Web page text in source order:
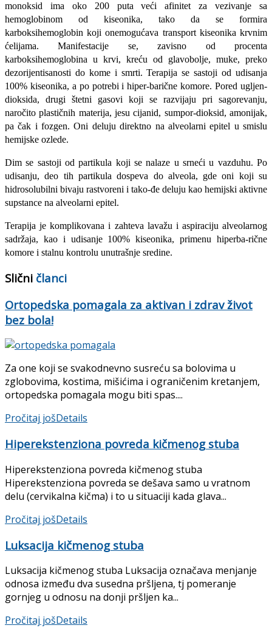
monoksid ima oko 200 puta veći afinitet za vezivanje sa
hemoglobinom od kiseonika, tako da se formira
karboksihemoglobin koji onemo­gućava transport kiseonika krvnim
ćelija­ma. Manifestacije se, zavisno od procenta
karboksihemoglobina u krvi, kreću od gla­vobolje, muke, preko
dezorijentisanosti do kome i smrti. Terapija se sastoji od udisa­nja
100% kiseonika, a po potrebi i hiper-barične komore. Pored ugljen-
dioksida, drugi štetni gasovi koji se razvijaju pri sa­gorevanju,
naročito plastičnih materija, je­su cijanid, sumpor-dioksid, amonijak,
pa čak i fozgen. Oni deluju direktno na alve­olarni epitel u smislu
hemijske ozlede.
Dim se sastoji od partikula koji se nala­ze u srneći u vazduhu. Po
udisanju, deo tih partikula dospeva do alveola, gde oni ko­ji su
hidrosolubilni bivaju rastvoreni i tako-đe deluju kao hemijski aktivne
supstance na alveolarni epitel.
Terapija je komplikovana i zahteva lavažu i aspiraciju alveolarnog
sadržaja, kao i udisanje 100% kiseonika, primenu hiperba-rične
komore i stalnu kontrolu unutrašnje sredine.
Slični članci
Ortopedska pomagala za aktivan i zdrav život
bez bola!
Za one koji se svakodnevno susreću sa bolovima u
zglobovima, kostima, mišićima i ograničenim kretanjem,
ortopedska pomagala mogu biti spas....
Pročitaj jošDetails
Hiperekstenziona povreda kičmenog stuba
Hiperekstenziona povreda kičmenog stuba
Hiperekstenziona povreda se dešava samo u vratnom
delu (cervikalna kičma) i to u situaciji kada glava...
Pročitaj jošDetails
Luksacija kičmenog stuba
Luksacija kičmenog stuba Luksacija označava menjanje
odnosa između dva susedna pršljena, tj pomeranje
gornjeg u odno­su na donji pršljen ka...
Pročitaj jošDetails